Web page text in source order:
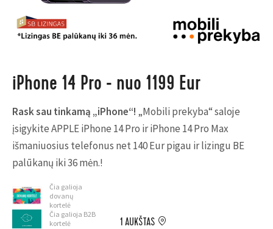
iPhone 14 Pro - nuo 1199 Eur
Rask sau tinkamą „iPhone“! „Mobili prekyba“ saloje
įsigykite APPLE iPhone 14 Pro ir iPhone 14 Pro Max
išmaniuosius telefonus net 140 Eur pigau ir lizingu BE
palūkanų iki 36 mėn.!
Čia galioja
dovanų
kortelė
Čia galioja B2B
kortelė
1 AUKŠTAS